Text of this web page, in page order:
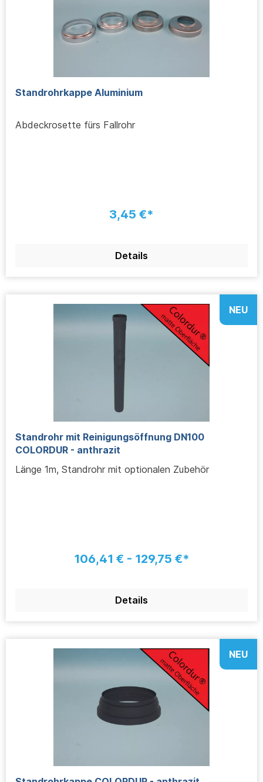
Standrohrkappe Aluminium
Abdeckrosette fürs Fallrohr
3,45 €*
Details
NEU
Standrohr mit Reinigungsöffnung DN100
COLORDUR - anthrazit
Länge 1m, Standrohr mit optionalen Zubehör
106,41 € - 129,75 €*
Details
NEU